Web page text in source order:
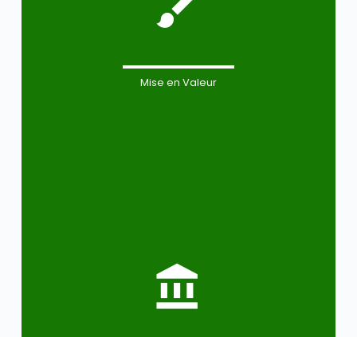
Mise en Valeur